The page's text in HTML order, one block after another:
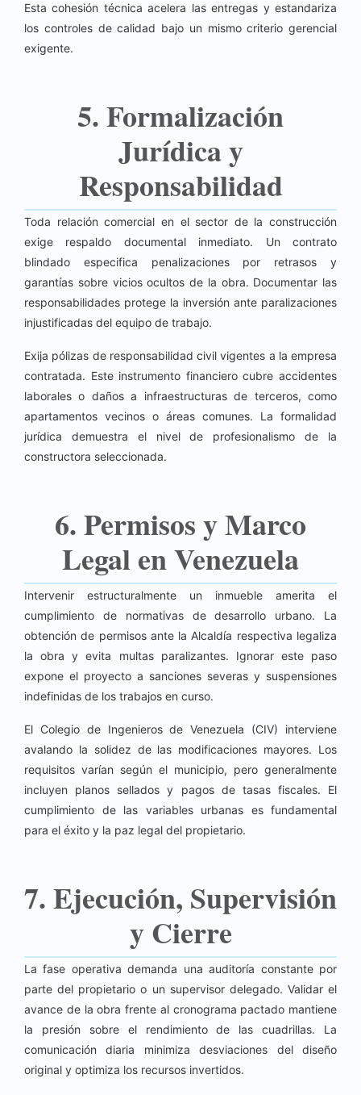
Esta cohesión técnica acelera las entregas y estandariza
los controles de calidad bajo un mismo criterio gerencial
exigente.
5. Formalización
Jurídica y
Responsabilidad
Toda relación comercial en el sector de la construcción
exige respaldo documental inmediato. Un contrato
blindado especifica penalizaciones por retrasos y
garantías sobre vicios ocultos de la obra. Documentar las
responsabilidades protege la inversión ante paralizaciones
injustificadas del equipo de trabajo.
Exija pólizas de responsabilidad civil vigentes a la empresa
contratada. Este instrumento financiero cubre accidentes
laborales o daños a infraestructuras de terceros, como
apartamentos vecinos o áreas comunes. La formalidad
jurídica demuestra el nivel de profesionalismo de la
constructora seleccionada.
6. Permisos y Marco
Legal en Venezuela
Intervenir estructuralmente un inmueble amerita el
cumplimiento de normativas de desarrollo urbano. La
obtención de permisos ante la Alcaldía respectiva legaliza
la obra y evita multas paralizantes. Ignorar este paso
expone el proyecto a sanciones severas y suspensiones
indefinidas de los trabajos en curso.
El Colegio de Ingenieros de Venezuela (CIV) interviene
avalando la solidez de las modificaciones mayores. Los
requisitos varían según el municipio, pero generalmente
incluyen planos sellados y pagos de tasas fiscales. El
cumplimiento de las variables urbanas es fundamental
para el éxito y la paz legal del propietario.
7. Ejecución, Supervisión
y Cierre
La fase operativa demanda una auditoría constante por
parte del propietario o un supervisor delegado. Validar el
avance de la obra frente al cronograma pactado mantiene
la presión sobre el rendimiento de las cuadrillas. La
comunicación diaria minimiza desviaciones del diseño
original y optimiza los recursos invertidos.